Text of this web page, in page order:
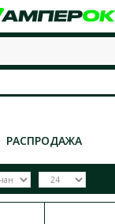
РАСПРОДАЖА